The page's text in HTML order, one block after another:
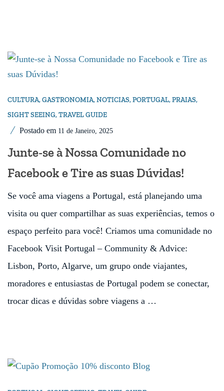
CULTURA,GASTRONOMIA,NOTICIAS,PORTUGAL,PRAIAS,
SIGHT SEEING,TRAVEL GUIDE
Postado em 11 de Janeiro, 2025
Junte-se à Nossa Comunidade no
Facebook e Tire as suas Dúvidas!
Se você ama viagens a Portugal, está planejando uma
visita ou quer compartilhar as suas experiências, temos o
espaço perfeito para você! Criamos uma comunidade no
Facebook Visit Portugal – Community & Advice:
Lisbon, Porto, Algarve, um grupo onde viajantes,
moradores e entusiastas de Portugal podem se conectar,
trocar dicas e dúvidas sobre viagens a …